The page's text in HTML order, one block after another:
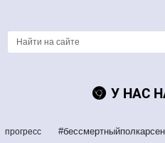
У НАС
прогресс